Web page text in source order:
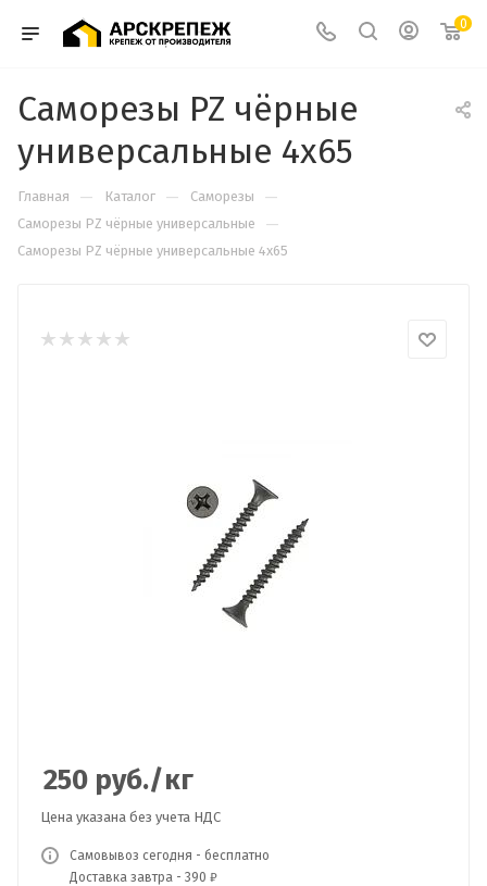
0
Саморезы PZ чёрные
универсальные 4х65
Главная — Каталог — Саморезы —
Cаморезы PZ чёрные универсальные —
Саморезы PZ чёрные универсальные 4х65
250 руб./кг
Цена указана без учета НДС
Самовывоз сегодня - бесплатно
Доставка завтра - 390 ₽